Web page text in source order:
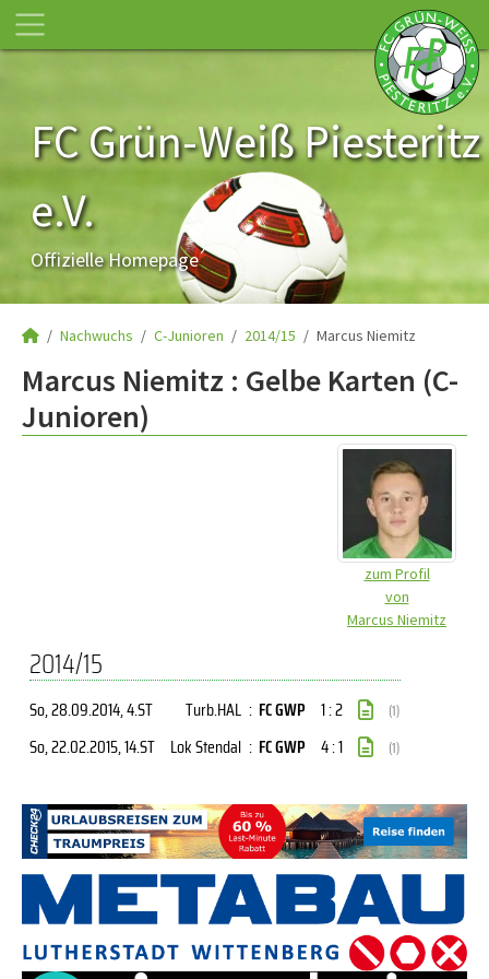
FC Grün-Weiß Piesteritz
e.V.
Offizielle Homepage
Nachwuchs C-Junioren 2014/15 Marcus Niemitz
Marcus Niemitz : Gelbe Karten (C-
Junioren)
zum Profil
von
Marcus Niemitz
2014/15
So, 28.09.2014, 4.ST Turb.HAL : FC GWP 1 : 2 (1)
So, 22.02.2015, 14.ST Lok Stendal : FC GWP 4 : 1 (1)